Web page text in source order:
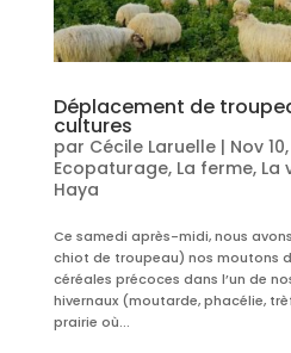
Déplacement de
cultures
par Cécile Laruelle| Nov
Ecopaturage, La ferme, La
Haya
Ce samedi après-midi, nous
chiot de troupeau) nos moutons
céréales précoces dans l’un de
hivernaux (moutarde, phacélie,
prairie où...